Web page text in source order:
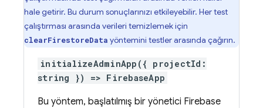
hale getirir. Bu durum sonuçlarınızı etkileyebilir. Her test
çalıştırması arasında verileri temizlemek için
clearFirestoreData yöntemini testler arasında çağırın.
initializeAdminApp({ projectId:
string }) => FirebaseApp
Bu yöntem, başlatılmış bir yönetici Firebase